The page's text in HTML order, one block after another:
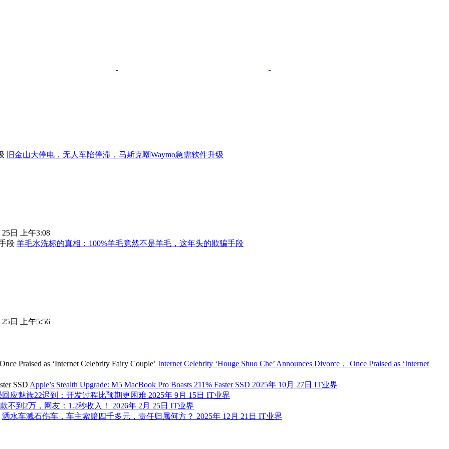
旧金山大停电，无人车陷停滞，马斯克嘲Waymo急需软件升级
25日 上午3:08
羊毛水洗标的真相：100%羊毛竟然不是羊毛，这年头的欺骗手段
25日 上午5:56
Internet Celebrity ‘Houge Shuo Che’ Announces Divorce， Once Praised as ‘Internet
Apple’s Stealth Upgrade: M5 MacBook Pro Boasts 211% Faster SSD 2025年 10月 27日 IT业界
回应魅族22迟到：开发过程比预期更困难 2025年 9月 15日 IT业界
不到2万，网友：1.2秒收入！ 2026年 2月 25日 IT业界
洒水车溅石伤车，车主索赔四千多元，责任归属何方？ 2025年 12月 21日 IT业界